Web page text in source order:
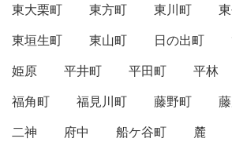
東大栗町
東方町 東川町
東垣生町
東山町 日の出町
姫原
平井町 平田町 平林
福角町
福見川町 藤野町
二神
府中 船ケ谷町 麓